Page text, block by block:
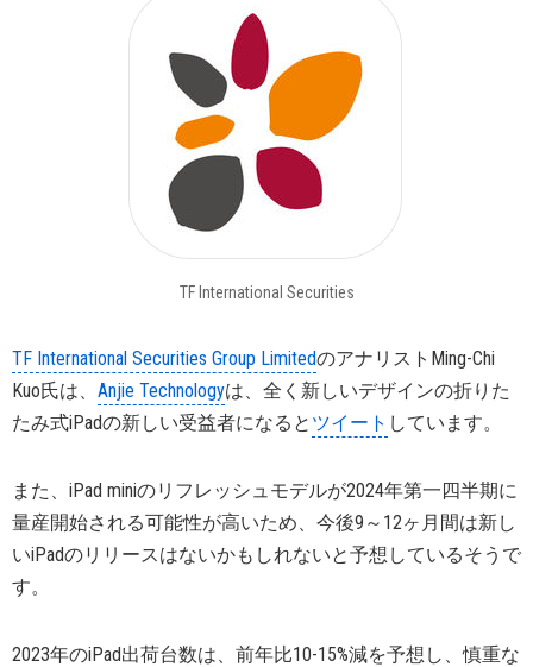
TF International Securities
TF International Securities Group LimitedのアナリストMing-Chi
Kuo氏は、 Anjie Technologyは、全く新しいデザインの折りた
たみ式iPadの新しい受益者になると ツイート しています。
また、iPad miniのリフレッシュモデルが2024年第一四半期に
量産開始される可能性が高いため、今後9～12ヶ月間は新し
いiPadのリリースはないかもしれないと予想しているそうで
す。
2023年のiPad出荷台数は、前年比10-15%減を予想し、慎重な